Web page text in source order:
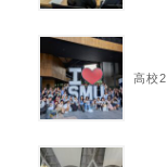
高校